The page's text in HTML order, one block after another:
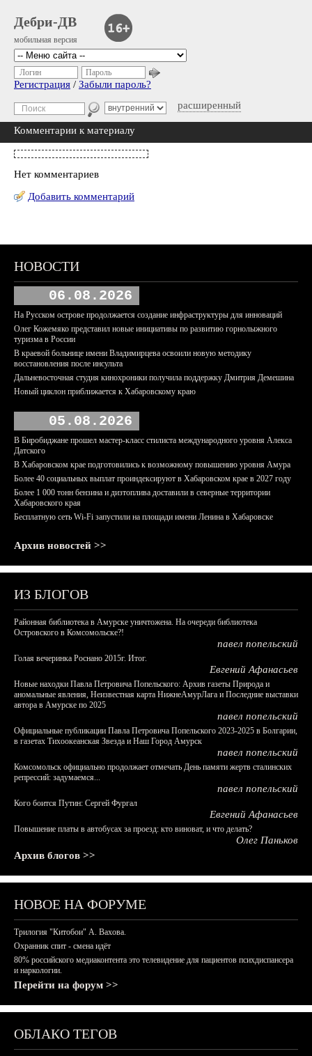
Дебри-ДВ
мобильная версия
расширенный
Логин Пароль
Регистрация / Забыли пароль?
Комментарии к материалу
Нет комментариев
Добавить комментарий
НОВОСТИ
06.08.2026
На Русском острове продолжается создание инфраструктуры для инноваций
Олег Кожемяко представил новые инициативы по развитию горнолыжного
туризма в России
В краевой больнице имени Владимирцева освоили новую методику
восстановления после инсульта
Дальневосточная студия кинохроники получила поддержку Дмитрия Демешина
Новый циклон приближается к Хабаровскому краю
05.08.2026
В Биробиджане прошел мастер-класс стилиста международного уровня Алекса
Датского
В Хабаровском крае подготовились к возможному повышению уровня Амура
Более 40 социальных выплат проиндексируют в Хабаровском крае в 2027 году
Более 1 000 тонн бензина и дизтоплива доставили в северные территории
Хабаровского края
Бесплатную сеть Wi-Fi запустили на площади имени Ленина в Хабаровске
Архив новостей >>
ИЗ БЛОГОВ
Районная библиотека в Амурске уничтожена. На очереди библиотека
Островского в Комсомольске?!
павел попельский
Голая вечеринка Роснано 2015г. Итог.
Евгений Афанасьев
Новые находки Павла Петровича Попельского: Архив газеты Природа и
аномальные явления, Неизвестная карта НижнеАмурЛага и Последние выставки
автора в Амурске по 2025
павел попельский
Официальные публикации Павла Петровича Попельского 2023-2025 в Болгарии,
в газетах Тихоокеанская Звезда и Наш Город Амурск
павел попельский
Комсомольск официально продолжает отмечать День памяти жертв сталинских
репрессий: задумаемся...
павел попельский
Кого боится Путин: Сергей Фургал
Евгений Афанасьев
Повышение платы в автобусах за проезд: кто виноват, и что делать?
Олег Паньков
Архив блогов >>
НОВОЕ НА ФОРУМЕ
Трилогия "Китобои" А. Вахова.
Охранник спит - смена идёт
80% российского медиаконтента это телевидение для пациентов психдиспансера
и наркологии.
Перейти на форум >>
ОБЛАКО ТЕГОВ